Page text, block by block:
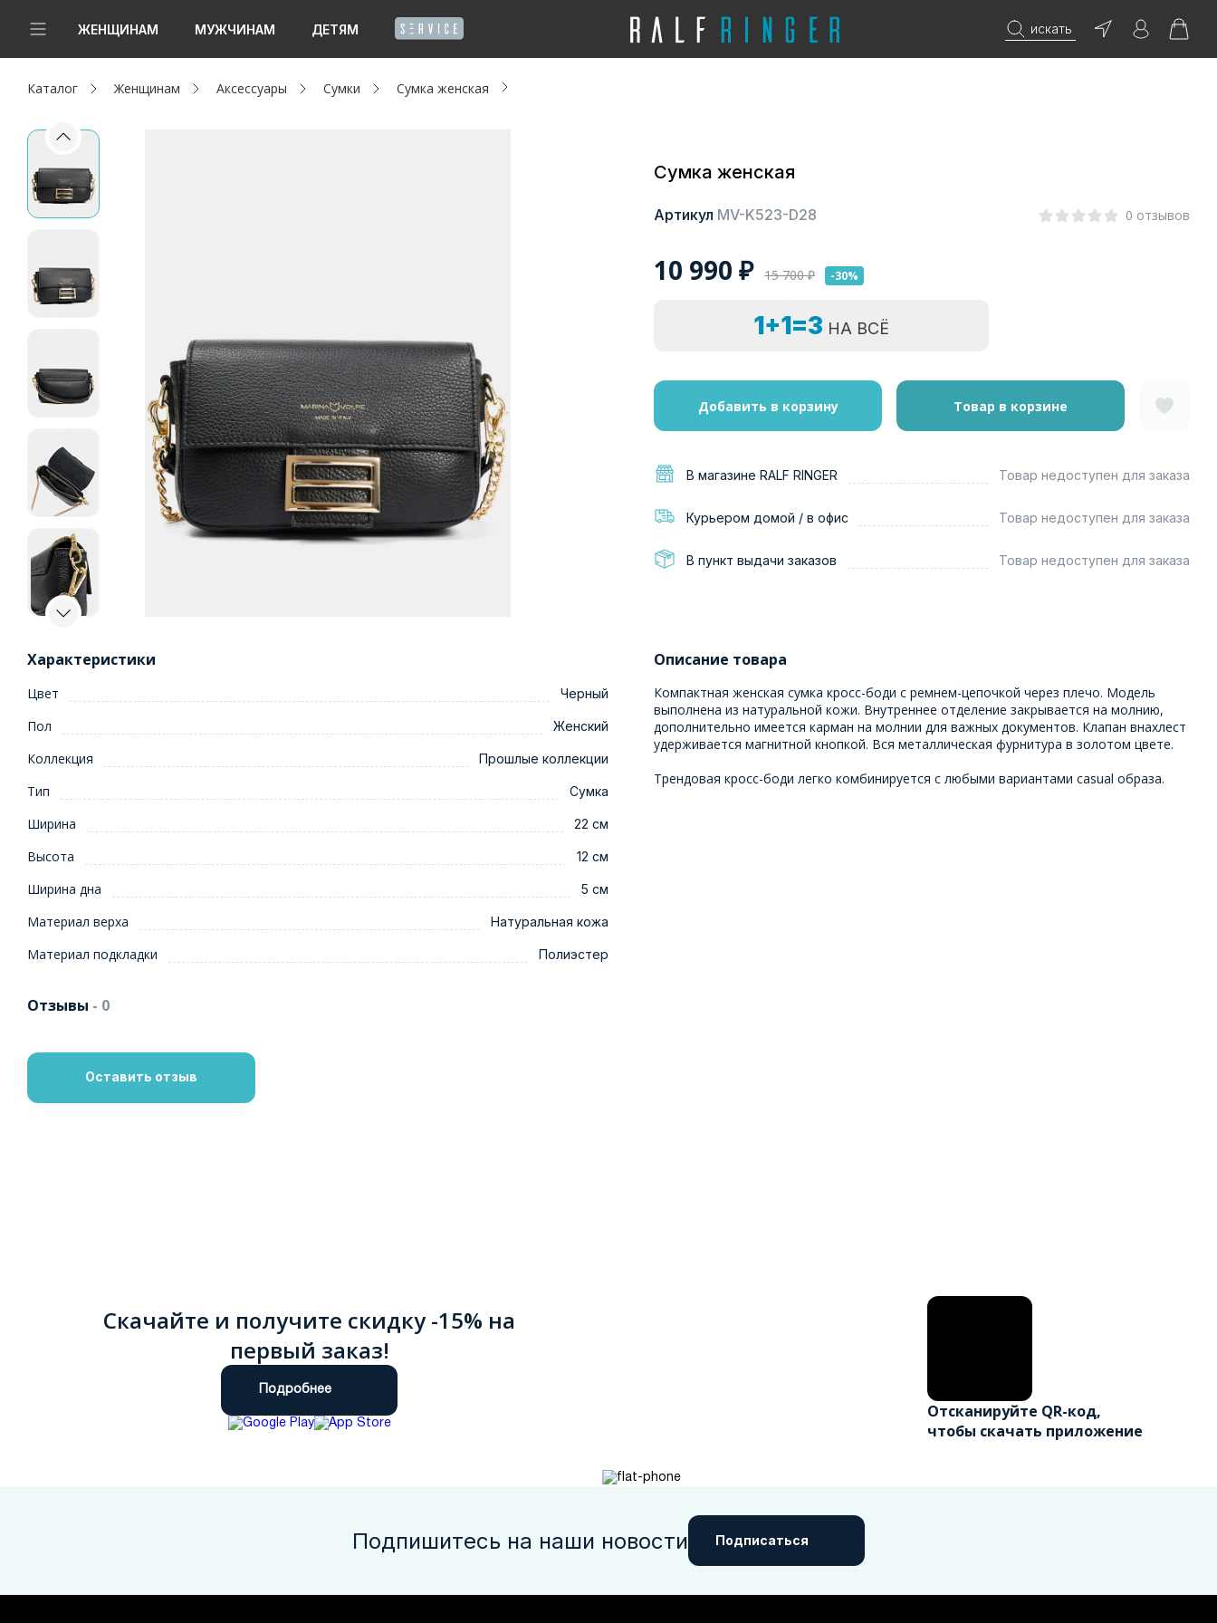
ЖЕНЩИНАМ МУЖЧИНАМ ДЕТЯМ искать
Новинки
Женщинам
Мужчинам
Капсула
Адреса магазинов
Каталог Женщинам Аксессуары Сумки Сумка женская
Сумка женская
Артикул MV-K523-D28 0 отзывов
10 990 ₽ 15 700₽ -30%
1+1=3 НА ВСЁ
Добавить в корзину Товар в корзине
В магазине RALF RINGER Товар недоступен для заказа
Курьером домой / в офис Товар недоступен для заказа
В пункт выдачи заказов Товар недоступен для заказа
Характеристики
Цвет Черный
Пол Женский
Коллекция Прошлые коллекции
Тип Сумка
Ширина 22 см
Высота 12 см
Ширина дна 5 см
Материал верха Натуральная кожа
Материал подкладки Полиэстер
Описание товара
Компактная женская сумка кросс-боди с ремнем-цепочкой через плечо. Модель
выполнена из натуральной кожи. Внутреннее отделение закрывается на молнию,
дополнительно имеется карман на молнии для важных документов. Клапан внахлест
удерживается магнитной кнопкой. Вся металлическая фурнитура в золотом цвете.
Трендовая кросс-боди легко комбинируется с любыми вариантами casual образа.
Отзывы - 0
Оставить отзыв
Скачайте и получите скидку -15% на
первый заказ!
Подробнее
Отсканируйте QR-код,
чтобы скачать приложение
Подпишитесь на наши новости Подписаться